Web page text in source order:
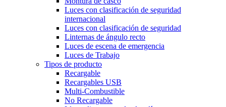
Luces con clasificación de seguridad
internacional
Luces con clasificación de seguridad
Linternas de ángulo recto
Luces de escena de emergencia
Luces de Trabajo
Tipos de producto
Recargable
Recargables USB
Multi-Combustible
No Recargable